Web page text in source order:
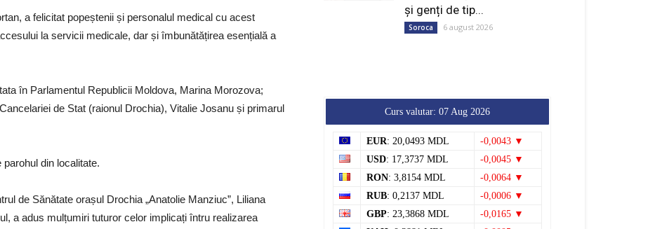
a felicitat popeștenii și personalul medical cu acest
la servicii medicale, dar și îmbunătățirea esențială a
în Parlamentul Republicii Moldova, Marina Morozova;
de Stat (raionul Drochia), Vitalie Josanu și primarul
din localitate.
de Sănătate orașul Drochia „Anatolie Manziuc”, Liliana
a adus mulțumiri tuturor celor implicați întru realizarea
USD: 17,3737 MDL
-0,0045 ▼
RON: 3,8154 MDL
-0,0064 ▼
RUB: 0,2137 MDL
-0,0006 ▼
GBP: 23,3868 MDL
-0,0165 ▼
UAH: 0,3881 MDL -0,0005 ▼